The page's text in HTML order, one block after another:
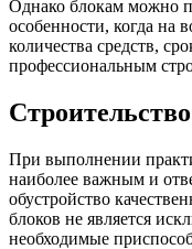
Однако блокам можно
особенности, когда на
количества средств,
профессиональным
При выполнении
наиболее важным и
обустройство
блоков не является
необходимые